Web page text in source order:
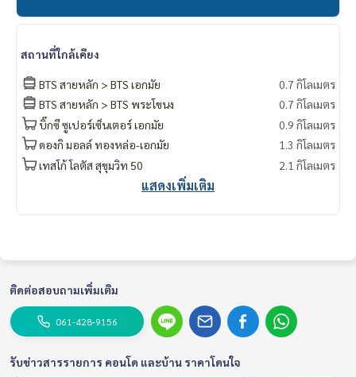
สถานที่ใกล้เคียง
BTS สายหลัก > BTS เอกมัย
0.7 กิโลเมตร
BTS สายหลัก > BTS พระโขนง
0.7 กิโลเมตร
บิ๊กซี ซูเปอร์เซ็นเตอร์ เอกมัย
0.9 กิโลเมตร
ดองกิ มอลล์ ทองหล่อ-เอกมัย
1.3 กิโลเมตร
เทสโก้ โลตัส สุขุมวิท 50
2.1 กิโลเมตร
แสดงเพิ่มเติม
ติดต่อสอบถามเพิ่มเติม
061-428-9156
รับข่าวสารรายการ คอนโด และบ้าน ราคาโดนใจ